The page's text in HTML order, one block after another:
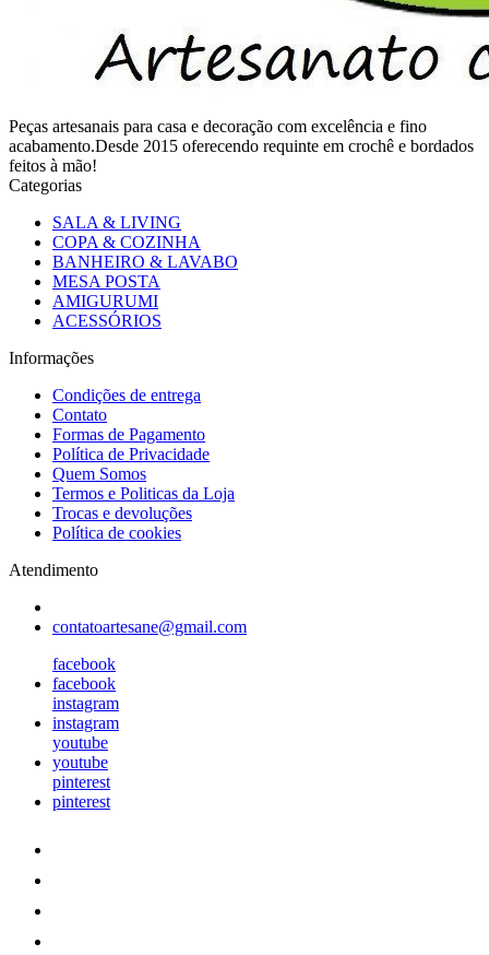
Peças artesanais para casa e decoração com excelência e fino
acabamento.Desde 2015 oferecendo requinte em crochê e bordados
feitos à mão!
Categorias
SALA & LIVING
COPA & COZINHA
BANHEIRO & LAVABO
MESA POSTA
AMIGURUMI
ACESSÓRIOS
Informações
Condições de entrega
Contato
Formas de Pagamento
Política de Privacidade
Quem Somos
Termos e Politicas da Loja
Trocas e devoluções
Política de cookies
Atendimento
contatoartesane@gmail.com
facebook
facebook
instagram
instagram
youtube
youtube
pinterest
pinterest